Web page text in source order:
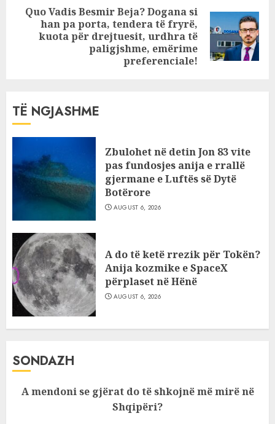
Next
Quo Vadis Besmir Beja? Dogana si
han pa porta, tendera të fryrë,
kuota për drejtuesit, urdhra të
paligjshme, emërime
preferenciale!
TË NGJASHME
Zbulohet në detin Jon 83 vite
pas fundosjes anija e rrallë
gjermane e Luftës së Dytë
Botërore
AUGUST 6, 2026
A do të ketë rrezik për Tokën?
Anija kozmike e SpaceX
përplaset në Hënë
AUGUST 6, 2026
SONDAZH
A mendoni se gjërat do të shkojnë më mirë në
Shqipëri?